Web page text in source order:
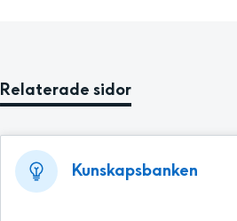
Relaterade sidor
Kunskapsbanken